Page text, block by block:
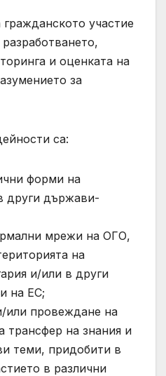
участие
и оценката на
за
са:
форми на
други държави-
мрежи на ОГО,
на
и/или в други
на ЕС;
или провеждане на
трансфер на знания и
теми, придобити в
в различни